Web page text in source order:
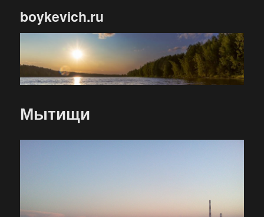
boykevich.ru
Мытищи